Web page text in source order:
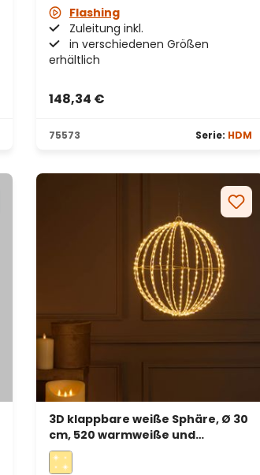
Flashing
Zuleitung inkl.
in verschiedenen Größen
erhältlich
148,34 €
75573 Serie: HDM
3D klappbare weiße Sphäre, Ø 30
cm, 520 warmweiße und
kaltweiße Micro-LEDs, für
Innenbereich